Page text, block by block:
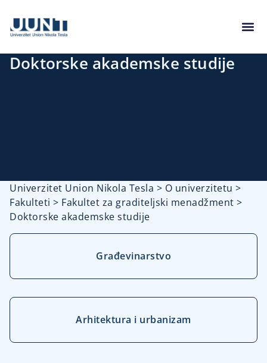
Doktorske akademske studije
Univerzitet Union Nikola Tesla > O univerzitetu >
Fakulteti > Fakultet za graditeljski menadžment >
Doktorske akademske studije
Građevinarstvo
Arhitektura i urbanizam